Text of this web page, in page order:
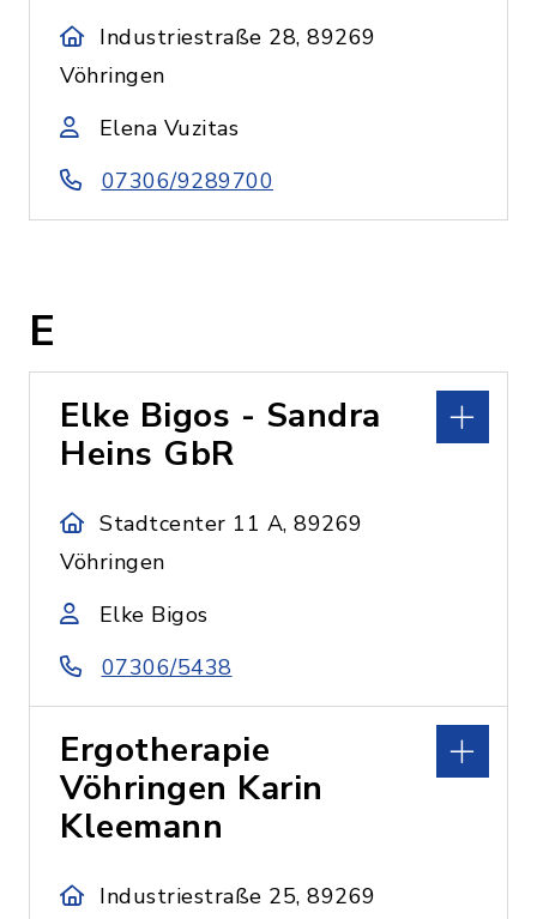
Industriestraße 28, 89269
Vöhringen
Elena Vuzitas
07306/9289700
E
Elke Bigos - Sandra
Heins GbR
Stadtcenter 11 A, 89269
Vöhringen
Elke Bigos
07306/5438
Ergotherapie
Vöhringen Karin
Kleemann
Industriestraße 25, 89269